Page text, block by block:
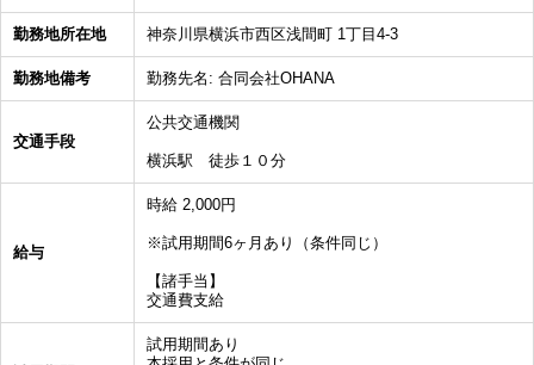
勤務地所在地 神奈川県横浜市西区浅間町 1丁目4-3
勤務地備考 勤務先名: 合同会社OHANA
交通手段
公共交通機関
横浜駅 徒歩１０分
給与
時給 2,000円
※試用期間6ヶ月あり（条件同じ）
【諸手当】
交通費支給
試用期間あり